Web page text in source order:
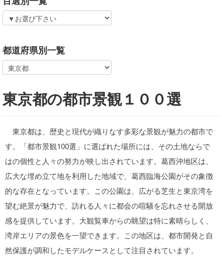
都道府県別一覧
東京都の都市景観１００選
東京都は、歴史と現代が織りなす多彩な景観が魅力の都市で
す。「都市景観100選」に選ばれた場所には、その土地ならで
はの個性と人々の努力が映し出されています。葛西沖地区は、
広大な埋め立て地を利用した地域で、葛西臨海公園がその象徴
的な存在となっています。この公園は、広がる芝生と東京湾を
望む絶景が魅力で、訪れる人々に都会の喧騒を忘れさせる開放
感を提供しています。大観覧車からの眺望は特に素晴らしく、
湾岸エリアの景色を一望できます。この地区は、都市開発と自
然保護が調和したモデルケースとして注目されています。